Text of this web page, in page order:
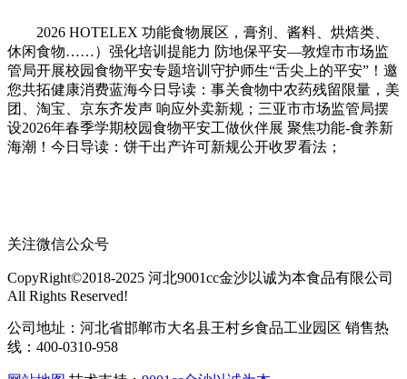
2026 HOTELEX 功能食物展区，膏剂、酱料、烘焙类、
休闲食物……）强化培训提能力 防地保平安—敦煌市市场监
管局开展校园食物平安专题培训守护师生“舌尖上的平安”！邀
您共拓健康消费蓝海今日导读：事关食物中农药残留限量，美
团、淘宝、京东齐发声 响应外卖新规；三亚市市场监管局摆
设2026年春季学期校园食物平安工做伙伴展 聚焦功能-食养新
海潮！今日导读：饼干出产许可新规公开收罗看法；
关注微信公众号
CopyRight©2018-2025 河北9001cc金沙以诚为本食品有限公司
All Rights Reserved!
公司地址：河北省邯郸市大名县王村乡食品工业园区 销售热
线：400-0310-958